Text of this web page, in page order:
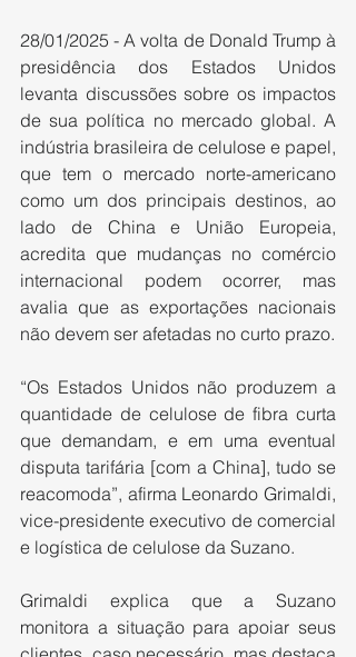
28/01/2025 - A volta de Donald Trump à
presidência dos Estados Unidos
levanta discussões sobre os impactos
de sua política no mercado global. A
indústria brasileira de celulose e papel,
que tem o mercado norte-americano
como um dos principais destinos, ao
lado de China e União Europeia,
acredita que mudanças no comércio
internacional podem ocorrer, mas
avalia que as exportações nacionais
não devem ser afetadas no curto prazo.
“Os Estados Unidos não produzem a
quantidade de celulose de fibra curta
que demandam, e em uma eventual
disputa tarifária [com a China], tudo se
reacomoda”, afirma Leonardo Grimaldi,
vice-presidente executivo de comercial
e logística de celulose da Suzano.
Grimaldi explica que a Suzano
monitora a situação para apoiar seus